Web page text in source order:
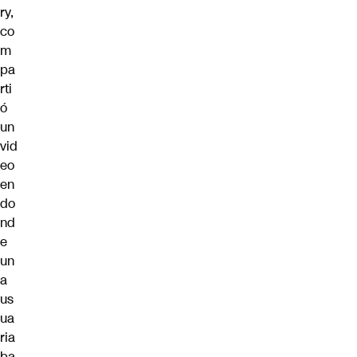
ry,
co
m
pa
rti
ó
un
vid
eo
en
do
nd
e
un
a
us
ua
ria